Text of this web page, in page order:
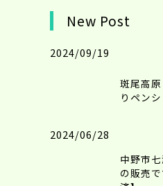
New Post
2024/09/19
斑尾高
りペン
2024/06/28
中野市
の販売